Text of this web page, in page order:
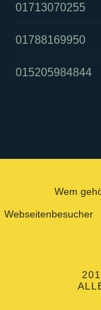
01713070255
01788169950
015205984844
Wem
Webseitenbesucher